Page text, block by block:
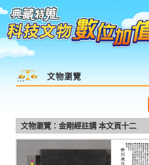
跳到主要內容區塊
::: 文物瀏覽
文物瀏覽：金剛經註講 本文頁十二